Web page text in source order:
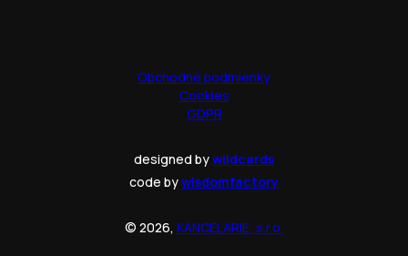
Obchodné podmienky
Cookies
GDPR
designed bywildcards
code bywisdomfactory
© 2026, KANCELARIE, s.r.o.